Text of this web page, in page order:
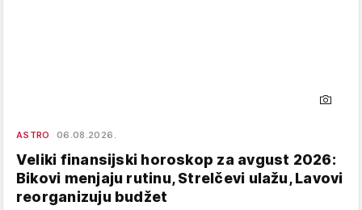
ASTRO 06.08.2026.
Veliki finansijski horoskop za avgust 2026:
Bikovi menjaju rutinu, Strelčevi ulažu, Lavovi
reorganizuju budžet